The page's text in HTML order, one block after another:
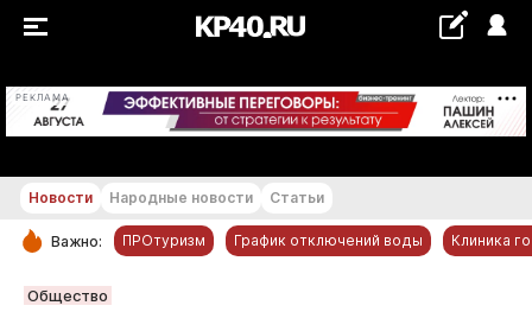
РЕКЛАМА +19...+20 °С
РУБРИКИ
Новости Народные новости Статьи
Важно: ПРОтуризм График отключений воды Клиника
Общество